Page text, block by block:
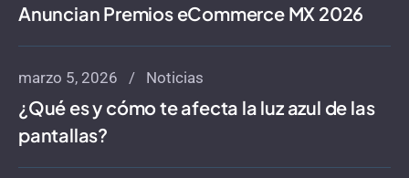
Anuncian Premios eCommerce MX 2026
marzo 5, 2026 Noticias
¿Qué es y cómo te afecta la luz azul de las
pantallas?